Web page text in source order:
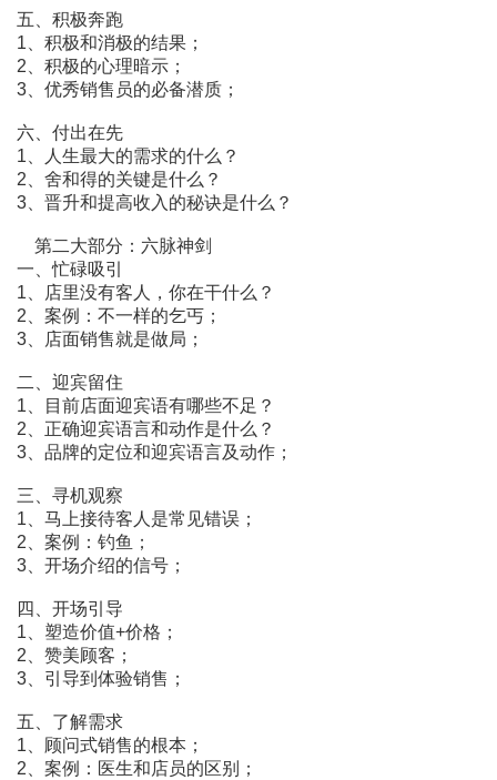
五、积极奔跑
1、积极和消极的结果；
2、积极的心理暗示；
3、优秀销售员的必备潜质；
六、付出在先
1、人生最大的需求的什么？
2、舍和得的关键是什么？
3、晋升和提高收入的秘诀是什么？
第二大部分：六脉神剑
一、忙碌吸引
1、店里没有客人，你在干什么？
2、案例：不一样的乞丐；
3、店面销售就是做局；
二、迎宾留住
1、目前店面迎宾语有哪些不足？
2、正确迎宾语言和动作是什么？
3、品牌的定位和迎宾语言及动作；
三、寻机观察
1、马上接待客人是常见错误；
2、案例：钓鱼；
3、开场介绍的信号；
四、开场引导
1、塑造价值+价格；
2、赞美顾客；
3、引导到体验销售；
五、了解需求
1、顾问式销售的根本；
2、案例：医生和店员的区别；